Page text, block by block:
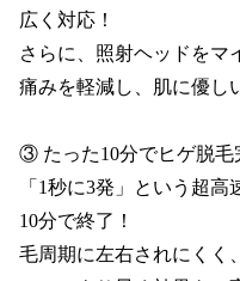
広く対応！
さらに、照射ヘッドをマ
痛みを軽減し、肌に優し
③ たった10分でヒゲ脱
「1秒に3発」という超
10分で終了！
毛周期に左右されにくく